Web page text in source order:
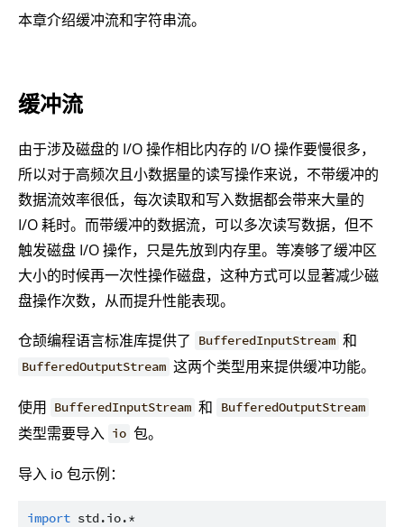
本章介绍缓冲流和字符串流。
缓冲流
由于涉及磁盘的 I/O 操作相比内存的 I/O 操作要慢很多，
所以对于高频次且小数据量的读写操作来说，不带缓冲的
数据流效率很低，每次读取和写入数据都会带来大量的
I/O 耗时。而带缓冲的数据流，可以多次读写数据，但不
触发磁盘 I/O 操作，只是先放到内存里。等凑够了缓冲区
大小的时候再一次性操作磁盘，这种方式可以显著减少磁
盘操作次数，从而提升性能表现。
仓颉编程语言标准库提供了
BufferedInputStream 和
BufferedOutputStream 这两个类型用来提供缓冲功能。
使用 BufferedInputStream 和 BufferedOutputStream
类型需要导入 io 包。
导入 io 包示例：
import std.io.*